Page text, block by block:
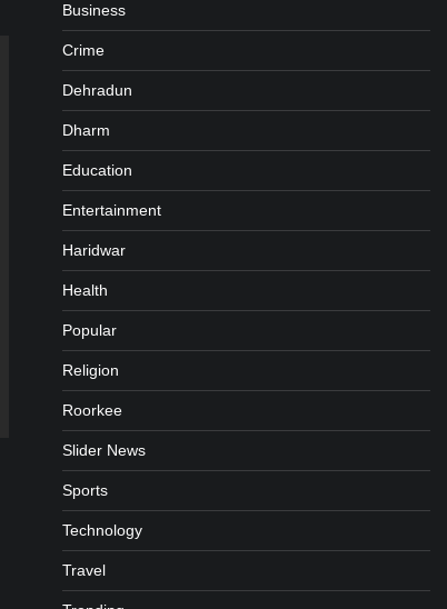
Business
Crime
Dehradun
Dharm
Education
Entertainment
Haridwar
Health
Popular
Religion
Roorkee
Slider News
Sports
Technology
Travel